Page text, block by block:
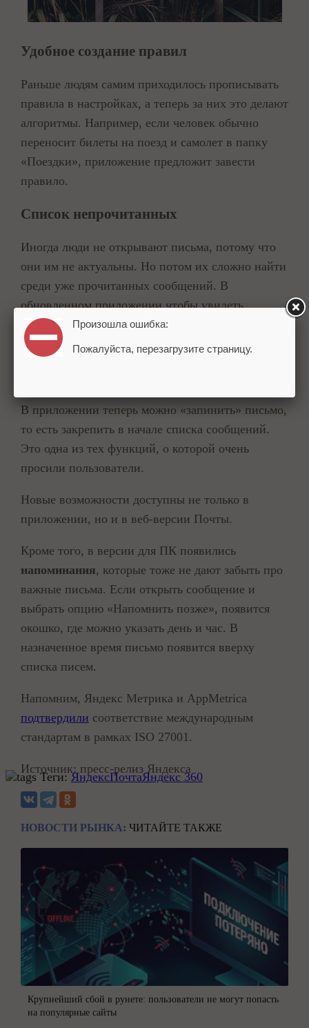
Удобное создание правил
Раньше людям самим приходилось прописывать
правила в настройках, а теперь за них это делают
алгоритмы. Например, если человек обычно
переносит билеты на поезд и самолет в папку
«Поездки», приложение предложит завести
правило.
Список непрочитанных
Иногда люди не открывают письма, потому что
они им не актуальны. Но потом их сложно найти
среди уже прочитанных сообщений. В
обновленном приложении чтобы увидеть
непрочитанные письма, достаточно выбрать
соответствующий фильтр.
В приложении теперь можно «запинить» письмо,
то есть закрепить в начале списка сообщений.
Это одна из тех функций, о которой очень
просили пользователи.
Новые возможности доступны не только в
приложении, но и в веб-версии Почты.
Кроме того, в версии для ПК появились
напоминания, которые тоже не дают забыть про
важные письма. Если открыть сообщение и
выбрать опцию «Напомнить позже», появится
окошко, где можно указать день и час. В
назначенное время письмо появится вверху
списка писем.
Напомним, Яндекс Метрика и AppMetrica
подтвердили соответствие международным
стандартам в рамках ISO 27001.
Источник: пресс-релиз Яндекса
Теги:ЯндексПочтаЯндекс 360
НОВОСТИ РЫНКА: ЧИТАЙТЕ ТАКЖЕ
Крупнейший сбой в рунете: пользователи не могут попасть
на популярные сайты
Произошла ошибка:
Пожалуйста, перезагрузите страницу.